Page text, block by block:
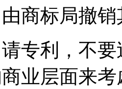
商标局撤
专利，不
业层面来